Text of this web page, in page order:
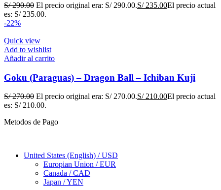
S/290.00 El precio original era: S/ 290.00.S/235.00El precio actual
es: S/ 235.00.
-22%
Quick view
Add to wishlist
Añadir al carrito
Goku (Paraguas) – Dragon Ball – Ichiban Kuji
S/270.00 El precio original era: S/ 270.00.S/210.00El precio actual
es: S/ 210.00.
Metodos de Pago
United States (English) / USD
Europian Union / EUR
Canada / CAD
Japan / YEN